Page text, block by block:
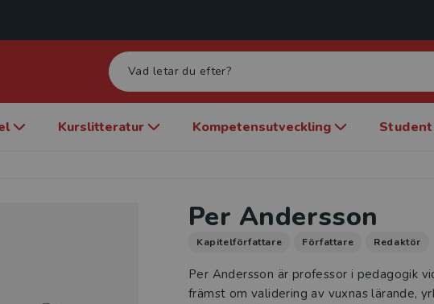
Kurslitteratur Kompetensutveckling Student
Per Andersson
Kapitelförfattare Författare Redaktör
Per Andersson är professor i pedagogik
främst om validering av vuxnas lärande,